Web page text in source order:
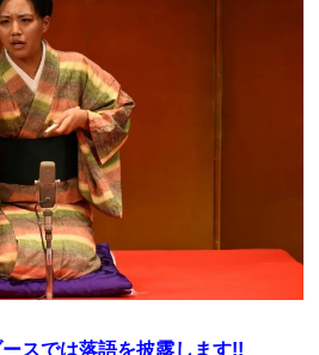
スでは落語を披露します!!